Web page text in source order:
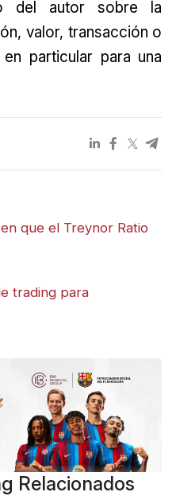
del autor sobre la
valor, transacción o
particular para una
que el Treynor Ratio
trading para
Relacionados